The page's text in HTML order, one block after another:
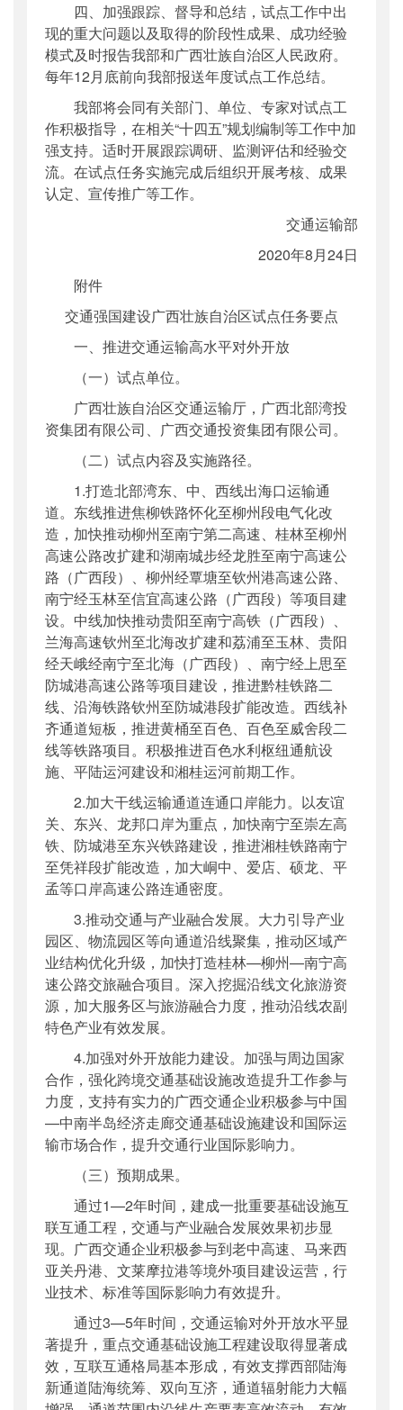
四、加强跟踪、督导和总结，试点工作中出
现的重大问题以及取得的阶段性成果、成功经验
模式及时报告我部和广西壮族自治区人民政府。
每年12月底前向我部报送年度试点工作总结。
我部将会同有关部门、单位、专家对试点工
作积极指导，在相关“十四五”规划编制等工作中加
强支持。适时开展跟踪调研、监测评估和经验交
流。在试点任务实施完成后组织开展考核、成果
认定、宣传推广等工作。
交通运输部
2020年8月24日
附件
交通强国建设广西壮族自治区试点任务要点
一、推进交通运输高水平对外开放
（一）试点单位。
广西壮族自治区交通运输厅，广西北部湾投
资集团有限公司、广西交通投资集团有限公司。
（二）试点内容及实施路径。
1.打造北部湾东、中、西线出海口运输通
道。东线推进焦柳铁路怀化至柳州段电气化改
造，加快推动柳州至南宁第二高速、桂林至柳州
高速公路改扩建和湖南城步经龙胜至南宁高速公
路（广西段）、柳州经覃塘至钦州港高速公路、
南宁经玉林至信宜高速公路（广西段）等项目建
设。中线加快推动贵阳至南宁高铁（广西段）、
兰海高速钦州至北海改扩建和荔浦至玉林、贵阳
经天峨经南宁至北海（广西段）、南宁经上思至
防城港高速公路等项目建设，推进黔桂铁路二
线、沿海铁路钦州至防城港段扩能改造。西线补
齐通道短板，推进黄桶至百色、百色至威舍段二
线等铁路项目。积极推进百色水利枢纽通航设
施、平陆运河建设和湘桂运河前期工作。
2.加大干线运输通道连通口岸能力。以友谊
关、东兴、龙邦口岸为重点，加快南宁至崇左高
铁、防城港至东兴铁路建设，推进湘桂铁路南宁
至凭祥段扩能改造，加大峒中、爱店、硕龙、平
孟等口岸高速公路连通密度。
3.推动交通与产业融合发展。大力引导产业
园区、物流园区等向通道沿线聚集，推动区域产
业结构优化升级，加快打造桂林—柳州—南宁高
速公路交旅融合项目。深入挖掘沿线文化旅游资
源，加大服务区与旅游融合力度，推动沿线农副
特色产业有效发展。
4.加强对外开放能力建设。加强与周边国家
合作，强化跨境交通基础设施改造提升工作参与
力度，支持有实力的广西交通企业积极参与中国
—中南半岛经济走廊交通基础设施建设和国际运
输市场合作，提升交通行业国际影响力。
（三）预期成果。
通过1—2年时间，建成一批重要基础设施互
联互通工程，交通与产业融合发展效果初步显
现。广西交通企业积极参与到老中高速、马来西
亚关丹港、文莱摩拉港等境外项目建设运营，行
业技术、标准等国际影响力有效提升。
通过3—5年时间，交通运输对外开放水平显
著提升，重点交通基础设施工程建设取得显著成
效，互联互通格局基本形成，有效支撑西部陆海
新通道陆海统筹、双向互济，通道辐射能力大幅